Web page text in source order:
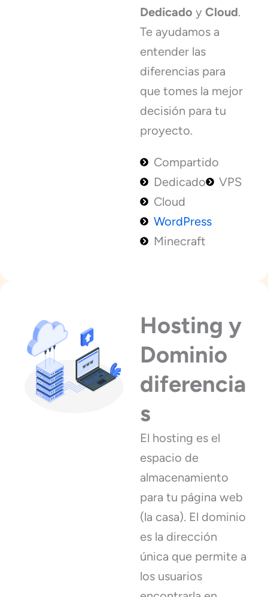
Dedicado y Cloud.
Te ayudamos a
entender las
diferencias para
que tomes la mejor
decisión para tu
proyecto.
Compartido
Dedicado
VPS
Cloud
WordPress
Minecraft
Hosting y
Dominio
diferencia
s
El hosting es el
espacio de
almacenamiento
para tu página web
(la casa). El dominio
es la dirección
única que permite a
los usuarios